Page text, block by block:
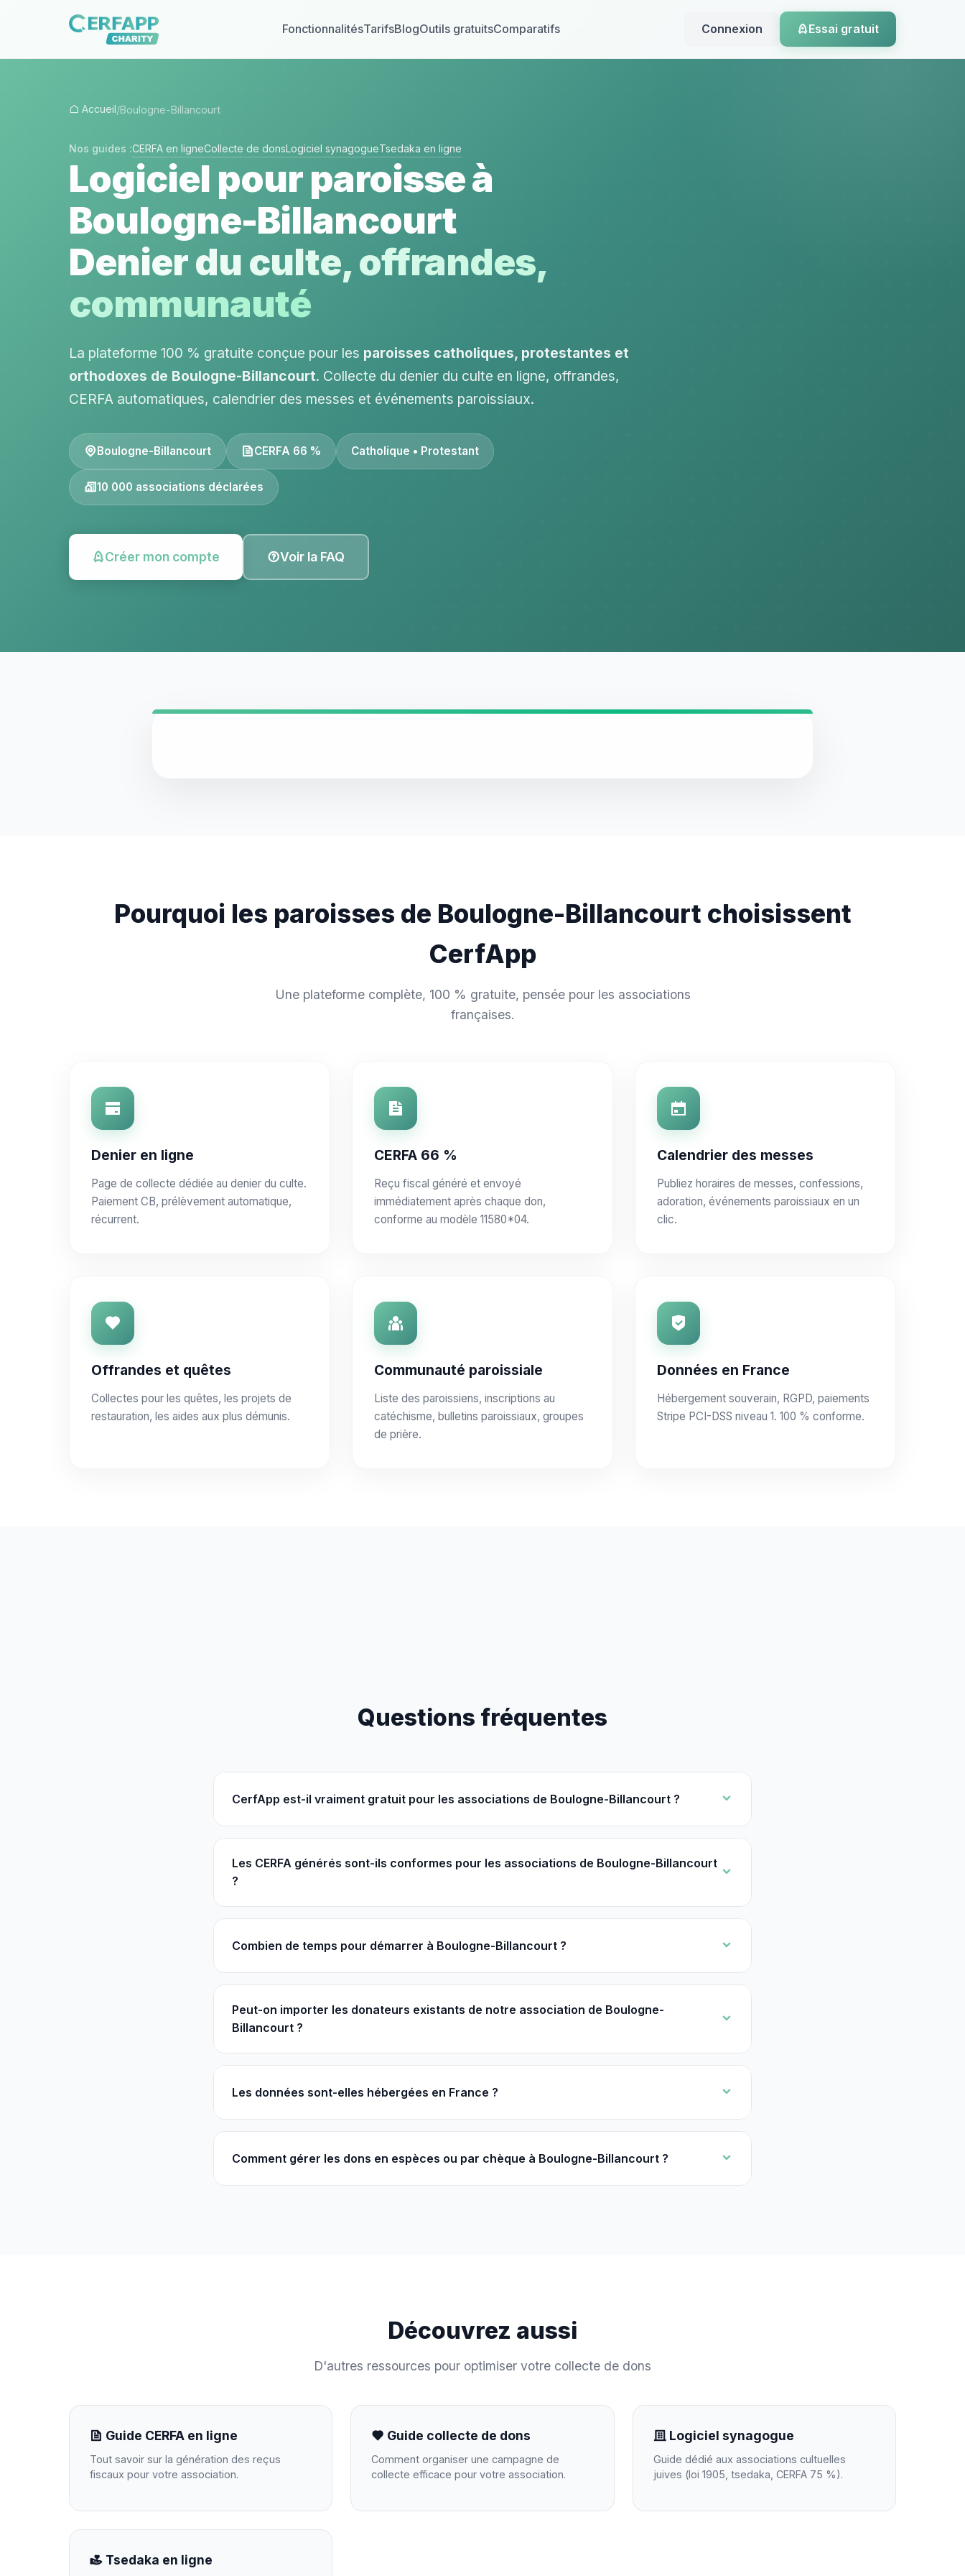
FonctionnalitésTarifsBlogOutils gratuitsComparatifs Connexion Essai gratuit
Accueil/Boulogne-Billancourt
Nos guides :CERFA en ligneCollecte de donsLogiciel synagogueTsedaka en ligne
Logiciel pour paroisse à
Boulogne-Billancourt
Denier du culte, offrandes,
communauté
La plateforme 100 % gratuite conçue pour les paroisses catholiques, protestantes et
orthodoxes de Boulogne-Billancourt. Collecte du denier du culte en ligne, offrandes,
CERFA automatiques, calendrier des messes et événements paroissiaux.
Boulogne-Billancourt CERFA 66 % Catholique • Protestant
10 000 associations déclarées
Créer mon compte Voir la FAQ
Pourquoi les paroisses de Boulogne-Billancourt choisissent
CerfApp
Une plateforme complète, 100 % gratuite, pensée pour les associations
françaises.
Denier en ligne
Page de collecte dédiée au denier du culte.
Paiement CB, prélèvement automatique,
récurrent.
CERFA 66 %
Reçu fiscal généré et envoyé
immédiatement après chaque don,
conforme au modèle 11580*04.
Calendrier des messes
Publiez horaires de messes, confessions,
adoration, événements paroissiaux en un
clic.
Offrandes et quêtes
Collectes pour les quêtes, les projets de
restauration, les aides aux plus démunis.
Communauté paroissiale
Liste des paroissiens, inscriptions au
catéchisme, bulletins paroissiaux, groupes
de prière.
Données en France
Hébergement souverain, RGPD, paiements
Stripe PCI-DSS niveau 1. 100 % conforme.
Questions fréquentes
CerfApp est-il vraiment gratuit pour les associations de Boulogne-Billancourt ?
Les CERFA générés sont-ils conformes pour les associations de Boulogne-Billancourt
?
Combien de temps pour démarrer à Boulogne-Billancourt ?
Peut-on importer les donateurs existants de notre association de Boulogne-
Billancourt ?
Les données sont-elles hébergées en France ?
Comment gérer les dons en espèces ou par chèque à Boulogne-Billancourt ?
Découvrez aussi
D'autres ressources pour optimiser votre collecte de dons
Guide CERFA en ligne
Tout savoir sur la génération des reçus
fiscaux pour votre association.
Guide collecte de dons
Comment organiser une campagne de
collecte efficace pour votre association.
Logiciel synagogue
Guide dédié aux associations cultuelles
juives (loi 1905, tsedaka, CERFA 75 %).
Tsedaka en ligne